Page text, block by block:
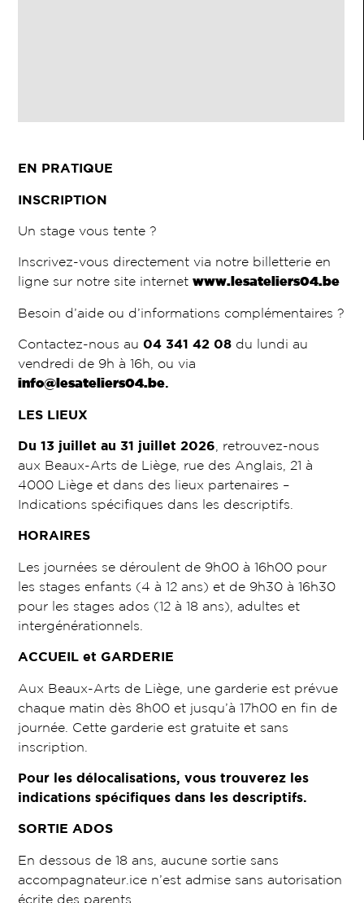
EN PRATIQUE
INSCRIPTION
Un stage vous tente ?
Inscrivez-vous directement via notre billetterie en
ligne sur notre site internetwww.lesateliers04.be
Besoin d’aide ou d’informations complémentaires ?
Contactez-nous au04 341 42 08 du lundi au
vendredi de 9h à 16h, ou via
info@lesateliers04.be.
LES LIEUX
Du 13 juillet au 31 juillet 2026 , retrouvez-nous
aux Beaux-Arts de Liège, rue des Anglais, 21 à
4000 Liège et dans des lieux partenaires –
Indications spécifiques dans les descriptifs.
HORAIRES
Les journées se déroulent de 9h00 à 16h00 pour
les stages enfants (4 à 12 ans) et de 9h30 à 16h30
pour les stages ados (12 à 18 ans), adultes et
intergénérationnels.
ACCUEIL et GARDERIE
Aux Beaux-Arts de Liège, une garderie est prévue
chaque matin dès 8h00 et jusqu’à 17h00 en fin de
journée. Cette garderie est gratuite et sans
inscription.
Pour les délocalisations, vous trouverez les
indications spécifiques dans les descriptifs.
SORTIE ADOS
En dessous de 18 ans, aucune sortie sans
accompagnateur.ice n’est admise sans autorisation
écrite des parents.